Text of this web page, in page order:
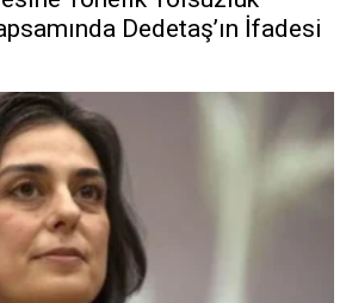
Dedetaş’ın İfadesi